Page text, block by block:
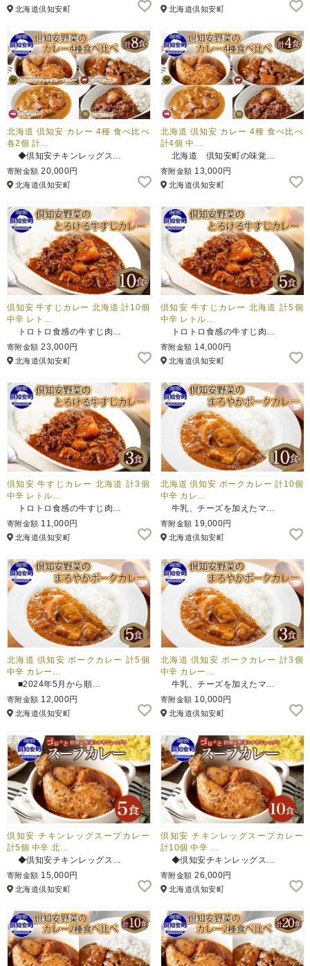
北海道倶知安町 北海道倶知安町
北海道 倶知安 カレー 4種 食べ比べ
各2個 計…
◆倶知安チキンレッグス…
寄附金額 20,000円
北海道倶知安町
北海道 倶知安 カレー 4種 食べ比べ
計4個 中…
北海道 倶知安町の味覚…
寄附金額 13,000円
北海道倶知安町
倶知安 牛すじカレー 北海道 計10個
中辛 レト…
トロトロ食感の牛すじ肉…
寄附金額 23,000円
北海道倶知安町
倶知安 牛すじカレー 北海道 計5個
中辛 レトル…
トロトロ食感の牛すじ肉…
寄附金額 14,000円
北海道倶知安町
倶知安 牛すじカレー 北海道 計3個
中辛 レトル…
トロトロ食感の牛すじ肉…
寄附金額 11,000円
北海道倶知安町
北海道 倶知安 ポークカレー 計10個
中辛 カレ…
牛乳、チーズを加えたマ…
寄附金額 19,000円
北海道倶知安町
北海道 倶知安 ポークカレー 計5個
中辛 カレー…
■2024年5月から順…
寄附金額 12,000円
北海道倶知安町
北海道 倶知安 ポークカレー 計3個
中辛 カレー…
牛乳、チーズを加えたマ…
寄附金額 10,000円
北海道倶知安町
倶知安 チキンレッグスープカレー
計5個 中辛 北…
◆倶知安チキンレッグス…
寄附金額 15,000円
北海道倶知安町
倶知安 チキンレッグスープカレー
計10個 中辛 …
◆倶知安チキンレッグス…
寄附金額 26,000円
北海道倶知安町